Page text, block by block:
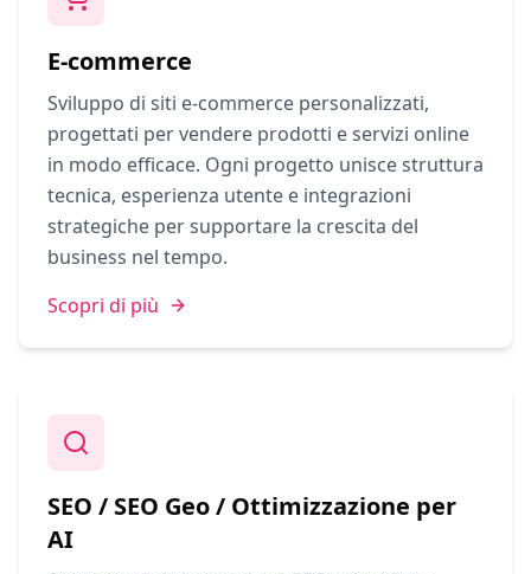
E-commerce
Sviluppo di siti e-commerce personalizzati,
progettati per vendere prodotti e servizi online
in modo efficace. Ogni progetto unisce struttura
tecnica, esperienza utente e integrazioni
strategiche per supportare la crescita del
business nel tempo.
Scopri di più
SEO / SEO Geo / Ottimizzazione per
AI